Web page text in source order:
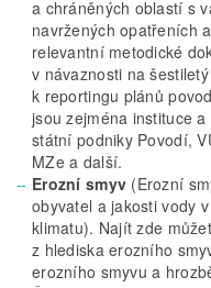
a chráněných oblastí s
navržených opatřeních
relevantní metodické
v návaznosti na
k reportingu plánů
jsou zejména instituce
státní podniky Povodí,
MZe a další.
Erozní smyv (Erozní
obyvatel a jakosti vody
klimatu). Najít zde
z hlediska erozního
erozního smyvu a